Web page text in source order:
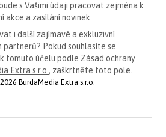
bude s Vašimi údaji pracovat zejména k
akce a zasílání novinek.
i další zajímavé a exkluzivní
partnerů? Pokud souhlasíte se
tomuto účelu podle Zásad ochrany
Extra s.r.o., zaškrtněte toto pole.
BurdaMedia Extra s.r.o.